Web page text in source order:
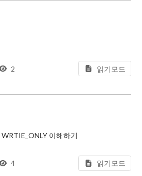
2 읽기모드
이해하기
지?' 하고 생각했는데, Java Object 를 쓴
4 읽기모드